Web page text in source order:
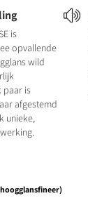
is
opvallende
wild
paar is
afgestemd
unieke,